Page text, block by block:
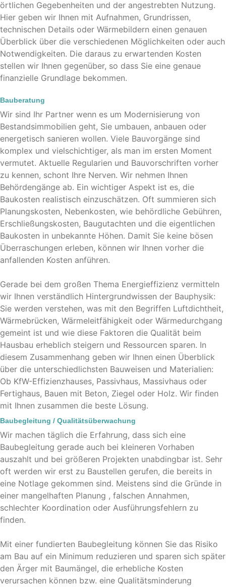
örtlichen Gegebenheiten und der angestrebten Nutzung.
Hier geben wir Ihnen mit Aufnahmen, Grundrissen,
technischen Details oder Wärmebildern einen genauen
Überblick über die verschiedenen Möglichkeiten oder auch
Notwendigkeiten. Die daraus zu erwartenden Kosten
stellen wir Ihnen gegenüber, so dass Sie eine genaue
finanzielle Grundlage bekommen.
Bauberatung
Wir sind Ihr Partner wenn es um Modernisierung von
Bestandsimmobilien geht, Sie umbauen, anbauen oder
energetisch sanieren wollen. Viele Bauvorgänge sind
komplex und vielschichtiger, als man im ersten Moment
vermutet. Aktuelle Regularien und Bauvorschriften vorher
zu kennen, schont Ihre Nerven. Wir nehmen Ihnen
Behördengänge ab. Ein wichtiger Aspekt ist es, die
Baukosten realistisch einzuschätzen. Oft summieren sich
Planungskosten, Nebenkosten, wie behördliche Gebühren,
Erschließungskosten, Baugutachten und die eigentlichen
Baukosten in unbekannte Höhen. Damit Sie keine bösen
Überraschungen erleben, können wir Ihnen vorher die
anfallenden Kosten anführen.
Gerade bei dem großen Thema Energieffizienz vermitteln
wir Ihnen verständlich Hintergrundwissen der Bauphysik:
Sie werden verstehen, was mit den Begriffen Luftdichtheit,
Wärmebrücken, Wärmeleitfähigkeit oder Wärmedurchgang
gemeint ist und wie diese Faktoren die Qualität beim
Hausbau erheblich steigern und Ressourcen sparen. In
diesem Zusammenhang geben wir Ihnen einen Überblick
über die unterschiedlichsten Bauweisen und Materialien:
Ob KfW-Effizienzhauses, Passivhaus, Massivhaus oder
Fertighaus, Bauen mit Beton, Ziegel oder Holz. Wir finden
mit Ihnen zusammen die beste Lösung.
Baubegleitung / Qualitätsüberwachung
Wir machen täglich die Erfahrung, dass sich eine
Baubegleitung gerade auch bei kleineren Vorhaben
auszahlt und bei größeren Projekten unabdingbar ist. Sehr
oft werden wir erst zu Baustellen gerufen, die bereits in
eine Notlage gekommen sind. Meistens sind die Gründe in
einer mangelhaften Planung , falschen Annahmen,
schlechter Koordination oder Ausführungsfehlern zu
finden.
Mit einer fundierten Baubegleitung können Sie das Risiko
am Bau auf ein Minimum reduzieren und sparen sich später
den Ärger mit Baumängel, die erhebliche Kosten
verursachen können bzw. eine Qualitätsminderung